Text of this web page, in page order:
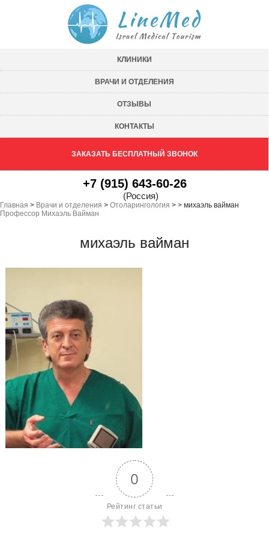
КЛИНИКИ
ВРАЧИ И ОТДЕЛЕНИЯ
ОТЗЫВЫ
КОНТАКТЫ
ЗАКАЗАТЬ БЕСПЛАТНЫЙ ЗВОНОК
+7 (915) 643-60-26
(Россия)
Главная > Врачи и отделения > Отоларингология >
Профессор Михаэль Вайман
> михаэль вайман
михаэль вайман
0
Рейтинг статьи